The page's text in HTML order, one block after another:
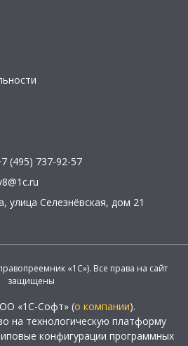
(495) 737-92-57
, улица Селезнёвская, дом 21
«1С»). Все права на сайт
защищены
«1С-Софт» (о компании).
на технологическую платформу
конфигурации программных